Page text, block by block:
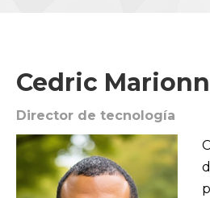
Cedric
Director de tecnología